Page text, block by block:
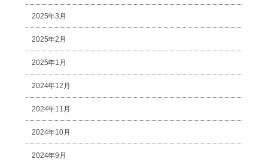
2025年3月
2025年2月
2025年1月
2024年12月
2024年11月
2024年10月
2024年9月